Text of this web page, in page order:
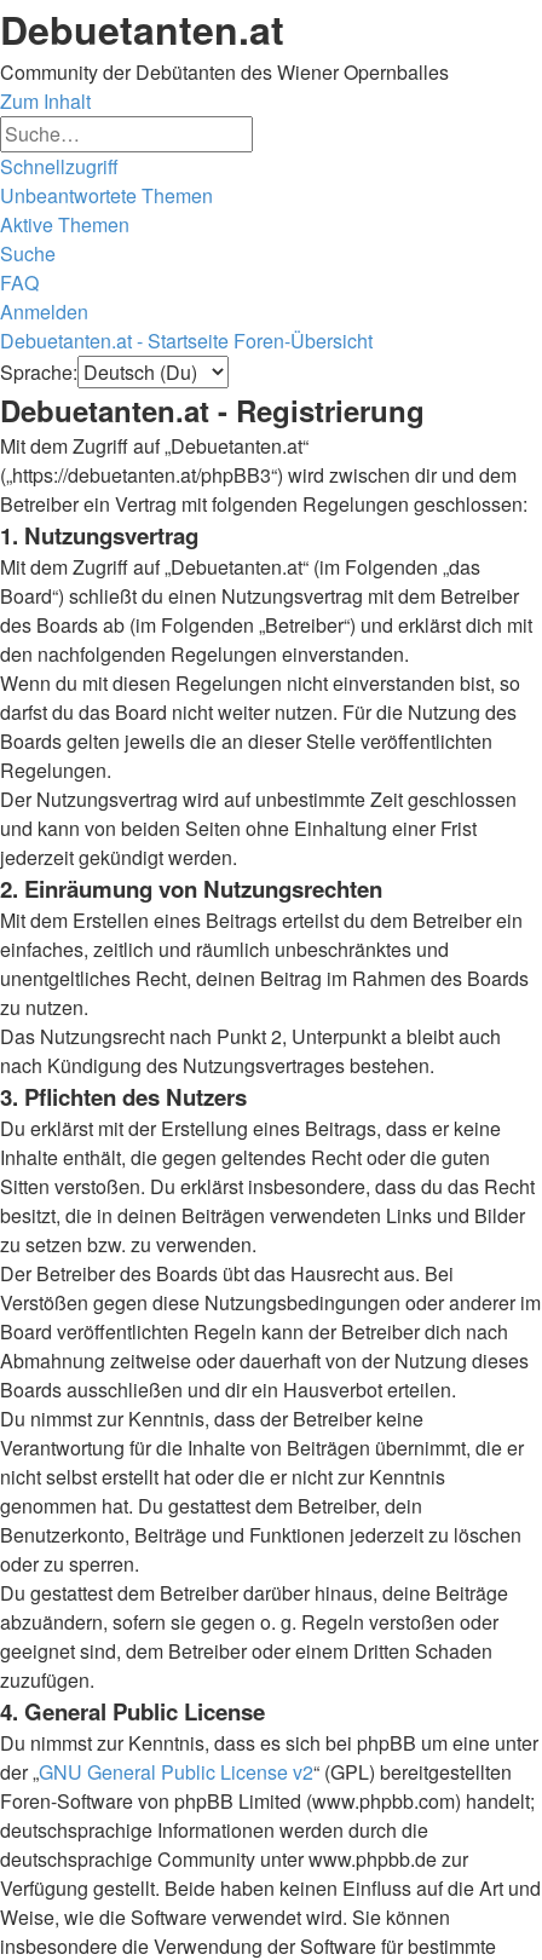
Debuetanten.at
Community der Debütanten des Wiener Opernballes
Zum Inhalt
Schnellzugriff
Unbeantwortete Themen
Aktive Themen
Suche
FAQ
Anmelden
Debuetanten.at - Startseite Foren-Übersicht
Suche
Sprache:
Debuetanten.at - Registrierung
Mit dem Zugriff auf „Debuetanten.at“
(„https://debuetanten.at/phpBB3“) wird zwischen dir und dem
Betreiber ein Vertrag mit folgenden Regelungen geschlossen:
1. Nutzungsvertrag
Mit dem Zugriff auf „Debuetanten.at“ (im Folgenden „das
Board“) schließt du einen Nutzungsvertrag mit dem Betreiber
des Boards ab (im Folgenden „Betreiber“) und erklärst dich mit
den nachfolgenden Regelungen einverstanden.
Wenn du mit diesen Regelungen nicht einverstanden bist, so
darfst du das Board nicht weiter nutzen. Für die Nutzung des
Boards gelten jeweils die an dieser Stelle veröffentlichten
Regelungen.
Der Nutzungsvertrag wird auf unbestimmte Zeit geschlossen
und kann von beiden Seiten ohne Einhaltung einer Frist
jederzeit gekündigt werden.
2. Einräumung von Nutzungsrechten
Mit dem Erstellen eines Beitrags erteilst du dem Betreiber ein
einfaches, zeitlich und räumlich unbeschränktes und
unentgeltliches Recht, deinen Beitrag im Rahmen des Boards
zu nutzen.
Das Nutzungsrecht nach Punkt 2, Unterpunkt a bleibt auch
nach Kündigung des Nutzungsvertrages bestehen.
3. Pflichten des Nutzers
Du erklärst mit der Erstellung eines Beitrags, dass er keine
Inhalte enthält, die gegen geltendes Recht oder die guten
Sitten verstoßen. Du erklärst insbesondere, dass du das Recht
besitzt, die in deinen Beiträgen verwendeten Links und Bilder
zu setzen bzw. zu verwenden.
Der Betreiber des Boards übt das Hausrecht aus. Bei
Verstößen gegen diese Nutzungsbedingungen oder anderer im
Board veröffentlichten Regeln kann der Betreiber dich nach
Abmahnung zeitweise oder dauerhaft von der Nutzung dieses
Boards ausschließen und dir ein Hausverbot erteilen.
Du nimmst zur Kenntnis, dass der Betreiber keine
Verantwortung für die Inhalte von Beiträgen übernimmt, die er
nicht selbst erstellt hat oder die er nicht zur Kenntnis
genommen hat. Du gestattest dem Betreiber, dein
Benutzerkonto, Beiträge und Funktionen jederzeit zu löschen
oder zu sperren.
Du gestattest dem Betreiber darüber hinaus, deine Beiträge
abzuändern, sofern sie gegen o. g. Regeln verstoßen oder
geeignet sind, dem Betreiber oder einem Dritten Schaden
zuzufügen.
4. General Public License
Du nimmst zur Kenntnis, dass es sich bei phpBB um eine unter
der „GNU General Public License v2“ (GPL) bereitgestellten
Foren-Software von phpBB Limited (www.phpbb.com) handelt;
deutschsprachige Informationen werden durch die
deutschsprachige Community unter www.phpbb.de zur
Verfügung gestellt. Beide haben keinen Einfluss auf die Art und
Weise, wie die Software verwendet wird. Sie können
insbesondere die Verwendung der Software für bestimmte